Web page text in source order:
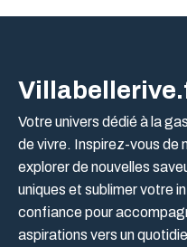
Votre univers dédié à la
de vivre. Inspirez-vous de
explorer de nouvelles
uniques et sublimer votre
confiance pour
aspirations vers un